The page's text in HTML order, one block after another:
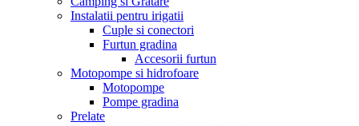
Instalatii pentru irigatii
Cuple si conectori
Furtun gradina
Accesorii furtun
Motopompe si hidrofoare
Motopompe
Pompe gradina
Prelate